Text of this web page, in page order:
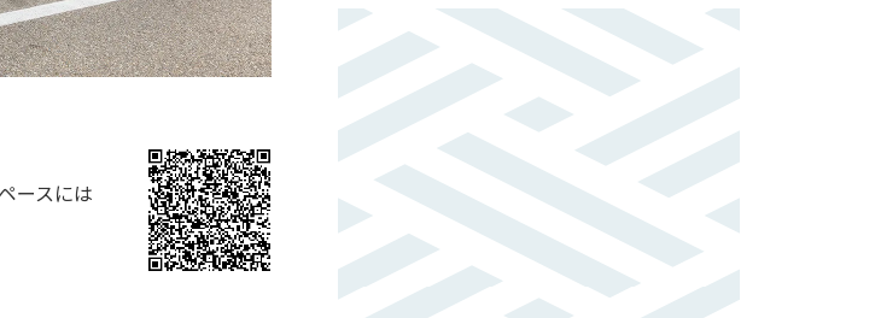
ースには